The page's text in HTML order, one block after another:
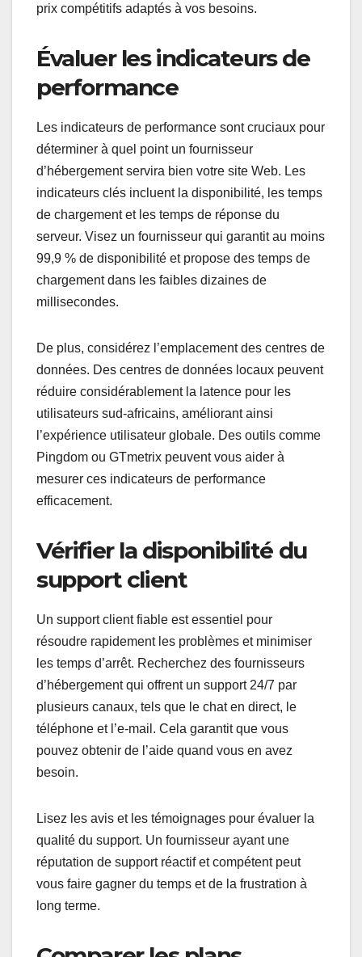
prix compétitifs adaptés à vos besoins.
Évaluer les indicateurs de
performance
Les indicateurs de performance sont cruciaux pour
déterminer à quel point un fournisseur
d’hébergement servira bien votre site Web. Les
indicateurs clés incluent la disponibilité, les temps
de chargement et les temps de réponse du
serveur. Visez un fournisseur qui garantit au moins
99,9 % de disponibilité et propose des temps de
chargement dans les faibles dizaines de
millisecondes.
De plus, considérez l’emplacement des centres de
données. Des centres de données locaux peuvent
réduire considérablement la latence pour les
utilisateurs sud-africains, améliorant ainsi
l’expérience utilisateur globale. Des outils comme
Pingdom ou GTmetrix peuvent vous aider à
mesurer ces indicateurs de performance
efficacement.
Vérifier la disponibilité du
support client
Un support client fiable est essentiel pour
résoudre rapidement les problèmes et minimiser
les temps d’arrêt. Recherchez des fournisseurs
d’hébergement qui offrent un support 24/7 par
plusieurs canaux, tels que le chat en direct, le
téléphone et l’e-mail. Cela garantit que vous
pouvez obtenir de l’aide quand vous en avez
besoin.
Lisez les avis et les témoignages pour évaluer la
qualité du support. Un fournisseur ayant une
réputation de support réactif et compétent peut
vous faire gagner du temps et de la frustration à
long terme.